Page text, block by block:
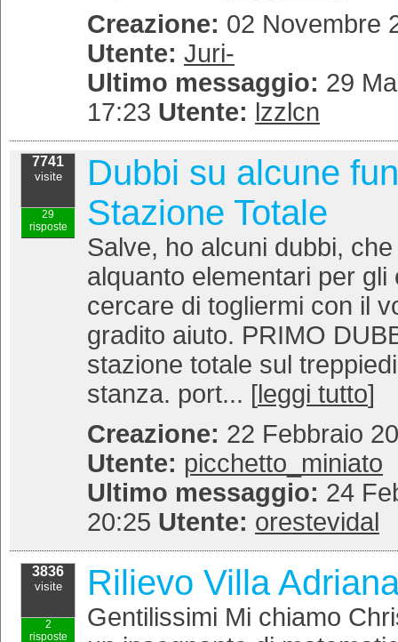
Creazione: 02 Novembre
Utente: Juri-
Ultimo messaggio: 29
17:23 Utente: lzzlcn
7741
visite
29
risposte
Dubbi su alcune
Stazione Totale
Salve, ho alcuni dubbi,
alquanto elementari per
cercare di togliermi con il
gradito aiuto. PRIMO
stazione totale sul
stanza. port... [ leggi tutto]
Creazione: 22 Febbraio
Utente: picchetto_miniato
Ultimo messaggio: 24
20:25 Utente: orestevidal
3836
visite
2
risposte
Rilievo Villa
Gentilissimi Mi chiamo